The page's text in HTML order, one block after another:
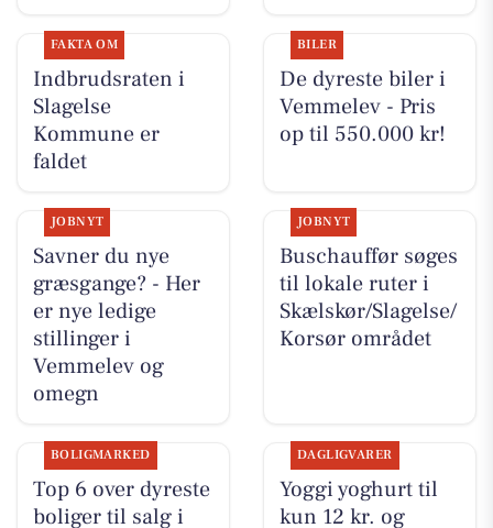
FAKTA OM
Indbrudsraten i
Slagelse
Kommune er
faldet
BILER
De dyreste biler i
Vemmelev - Pris
op til 550.000 kr!
JOBNYT
Savner du nye
græsgange? - Her
er nye ledige
stillinger i
Vemmelev og
omegn
JOBNYT
Buschauffør søges
til lokale ruter i
Skælskør/Slagelse/
Korsør området
BOLIGMARKED
Top 6 over dyreste
boliger til salg i
DAGLIGVARER
Yoggi yoghurt til
kun 12 kr. og